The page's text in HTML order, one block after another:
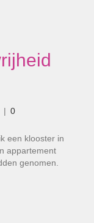
| 0
een klooster in
appartement
genomen.